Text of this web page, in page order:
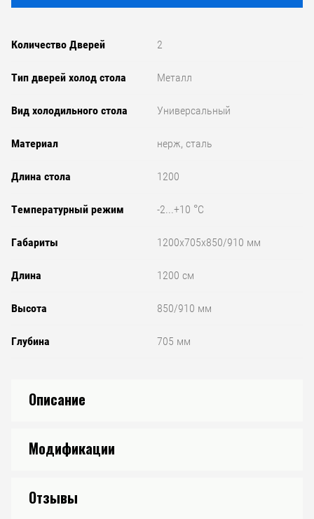
Количество Дверей 2
Тип дверей холод стола Металл
Вид холодильного стола Универсальный
Материал нерж, сталь
Длина стола 1200
Температурный режим -2...+10 °C
Габариты 1200x705x850/910 мм
Длина 1200 см
Высота 850/910 мм
Глубина 705 мм
Описание
Модификации
Отзывы